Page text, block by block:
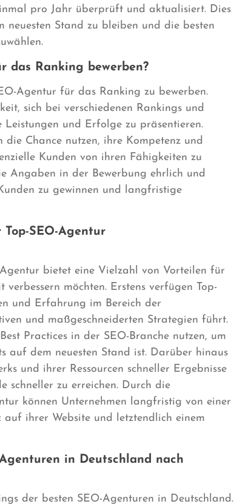
pro Jahr überprüft und aktualisiert. Dies
neuesten Stand zu bleiben und die besten
das Ranking bewerben?
Agentur für das Ranking zu bewerben.
sich bei verschiedenen Rankings und
Leistungen und Erfolge zu präsentieren.
Chance nutzen, ihre Kompetenz und
Kunden von ihren Fähigkeiten zu
Angaben in der Bewerbung ehrlich und
zu gewinnen und langfristige
SEO-Agentur
bietet eine Vielzahl von Vorteilen für
möchten. Erstens verfügen Top-
und Erfahrung im Bereich der
und maßgeschneiderten Strategien führt.
Practices in der SEO-Branche nutzen, um
auf dem neuesten Stand ist. Darüber hinaus
und ihrer Ressourcen schneller Ergebnisse
schneller zu erreichen. Durch die
können Unternehmen langfristig von einer
auf ihrer Website und letztendlich einem
in Deutschland nach
der besten SEO-Agenturen in Deutschland.